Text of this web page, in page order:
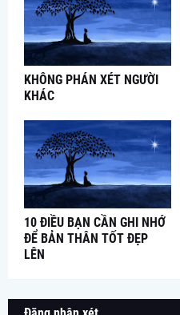
KHÔNG PHÁN XÉT NGƯỜI
KHÁC
10 ĐIỀU BẠN CẦN GHI NHỚ
ĐỂ BẢN THÂN TỐT ĐẸP
LÊN